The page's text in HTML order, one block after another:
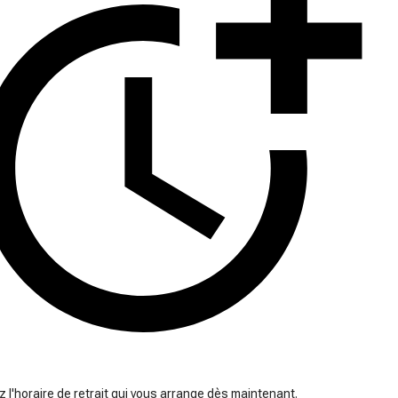
l'horaire de retrait qui vous arrange dès maintenant.